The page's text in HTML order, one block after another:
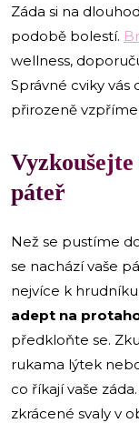
Záda si na
podobě bolestí.
wellness,
Správné cviky
přirozeně
páteř
Než se pustíme
se nachází vaše
nejvíce k
adept na
předkloňte se.
rukama lýtek
co říkají vaše
zkrácené svaly v